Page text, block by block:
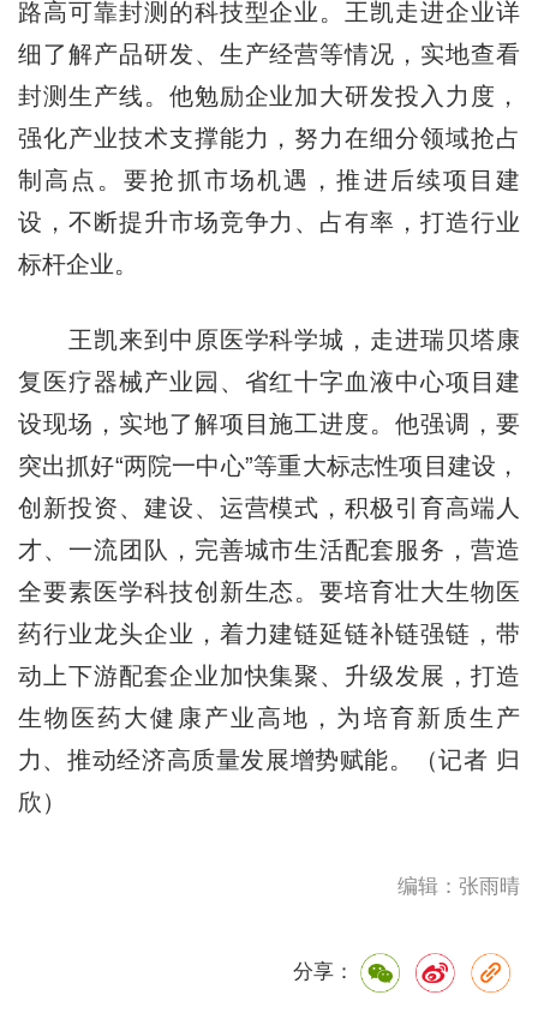
路高可靠封测的科技型企业。王凯走进企业详
细了解产品研发、生产经营等情况，实地查看
封测生产线。他勉励企业加大研发投入力度，
强化产业技术支撑能力，努力在细分领域抢占
制高点。要抢抓市场机遇，推进后续项目建
设，不断提升市场竞争力、占有率，打造行业
标杆企业。
王凯来到中原医学科学城，走进瑞贝塔康
复医疗器械产业园、省红十字血液中心项目建
设现场，实地了解项目施工进度。他强调，要
突出抓好“两院一中心”等重大标志性项目建设，
创新投资、建设、运营模式，积极引育高端人
才、一流团队，完善城市生活配套服务，营造
全要素医学科技创新生态。要培育壮大生物医
药行业龙头企业，着力建链延链补链强链，带
动上下游配套企业加快集聚、升级发展，打造
生物医药大健康产业高地，为培育新质生产
力、推动经济高质量发展增势赋能。（记者 归
欣）
编辑：张雨晴
分享：